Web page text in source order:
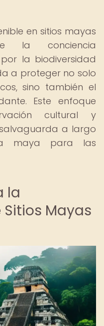
en sitios mayas
la conciencia
la biodiversidad
a proteger no solo
sino también el
Este enfoque
cultural y
a largo
maya para las
la
Mayas